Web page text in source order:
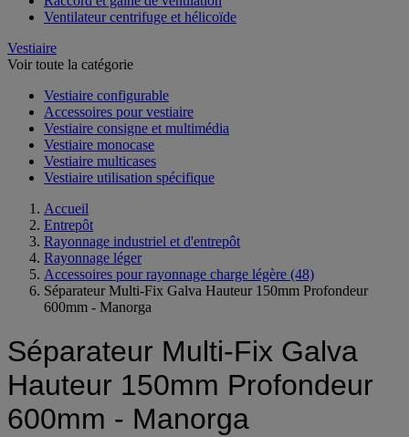
Ventilateur centrifuge et hélicoïde
Vestiaire
Voir toute la catégorie
Vestiaire configurable
Accessoires pour vestiaire
Vestiaire consigne et multimédia
Vestiaire monocase
Vestiaire multicases
Vestiaire utilisation spécifique
Accueil
Entrepôt
Rayonnage industriel et d'entrepôt
Rayonnage léger
Accessoires pour rayonnage charge légère (48)
Séparateur Multi-Fix Galva Hauteur 150mm Profondeur
600mm - Manorga
Séparateur Multi-Fix Galva
Hauteur 150mm Profondeur
600mm - Manorga